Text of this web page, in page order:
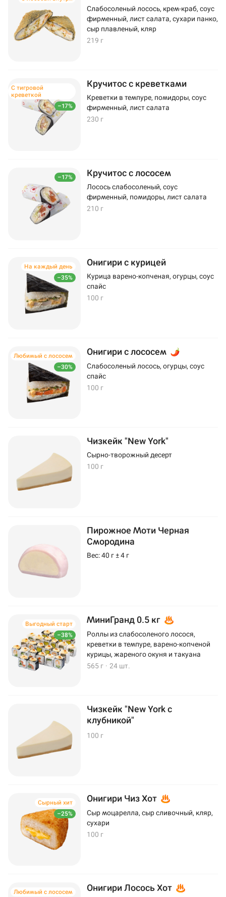
Слабосоленый лосось, крем-краб, соус
фирменный, лист салата, сухари панко,
сыр плавленый, кляр
219 г
–17%
С тигровой
креветкой
Кручитос с креветками
Креветки в темпуре, помидоры, соус
фирменный, лист салата
230 г
–17% Кручитос с лососем
Лосось слабосоленый, соус
фирменный, помидоры, лист салата
210 г
–35%
На каждый день Онигири с курицей
Курица варено-копченая, огурцы, соус
спайс
100 г
–30%
Любимый с лососем Онигири с лососем
Слабосоленый лосось, огурцы, соус
спайс
100 г
Чизкейк "New York"
Сырно-творожный десерт
100 г
Пирожное Моти Черная
Смородина
Вес: 40 г ± 4 г
–38%
Выгодный старт МиниГранд 0.5 кг
Роллы из слабосоленого лосося,
креветки в темпуре, варено-копченой
курицы, жареного окуня и такуана
565 г · 24 шт.
Чизкейк "New York с
клубникой"
100 г
–25%
Сырный хит Онигири Чиз Хот
Сыр моцарелла, сыр сливочный, кляр,
сухари
100 г
Любимый с лососем Онигири Лосось Хот